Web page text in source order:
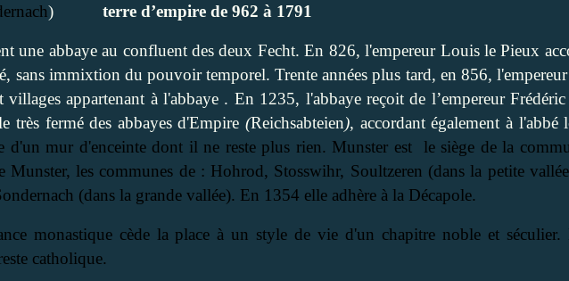
) terre d’empire de 962 à 1791
une abbaye au confluent des deux Fecht. En 826, l'empereur Louis le Pieux
sans immixtion du pouvoir temporel. Trente années plus tard, en 856,
villages appartenant à l'abbaye . En 1235, l'abbaye reçoit de l’empereur
très fermé des abbayes d'Empire(Reichsabteien), accordant également à
d'un mur d'enceinte dont il ne reste plus rien. Munster est
le siège de la
Munster, les communes de : Hohrod, Stosswihr, Soultzeren (dans la petite
(dans la grande vallée). En 1354 elle adhère à la Décapole.
monastique cède la place à un style de vie d'un chapitre noble et
catholique.